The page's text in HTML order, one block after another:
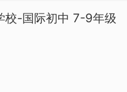
校-国际初中 7-9年级